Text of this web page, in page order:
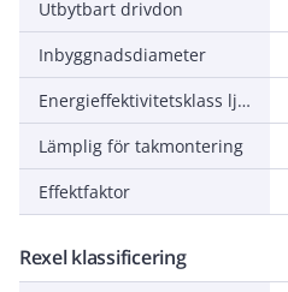
Utbytbart drivdon
Inbyggnadsdiameter
Energieffektivitetsklass ljuskälla (EU 2019/2015)
Lämplig för takmontering
Effektfaktor
Rexel klassificering